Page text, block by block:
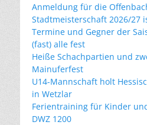
Anmeldung für die
Stadtmeisterschaft 2026/27
Termine und Gegner der
(fast) alle fest
Heiße Schachpartien und
Mainuferfest
U14-Mannschaft holt
in Wetzlar
Ferientraining für Kinder
DWZ 1200